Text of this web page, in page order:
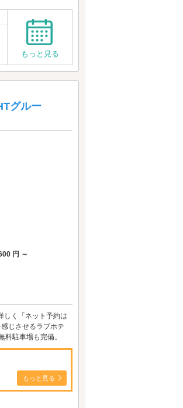
もっと見る
グルー
円 ～
しく「ネット予約は
じさせるラブホテ
駐車場も完備。
もっと見る